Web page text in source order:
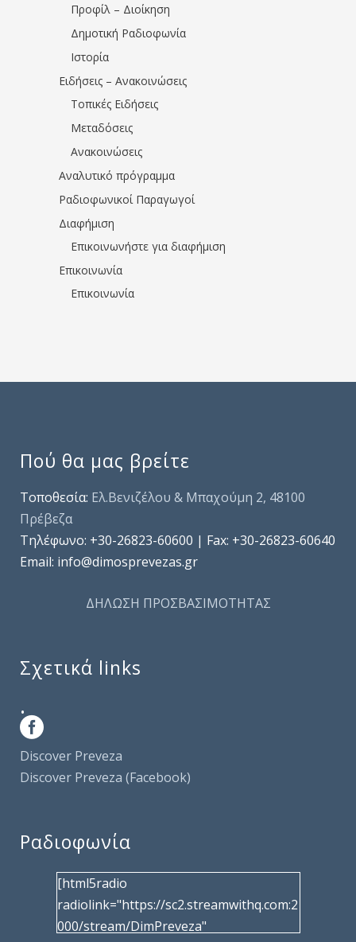
Προφίλ – Διοίκηση
Δημοτική Ραδιοφωνία
Ιστορία
Ειδήσεις – Ανακοινώσεις
Τοπικές Ειδήσεις
Μεταδόσεις
Ανακοινώσεις
Αναλυτικό πρόγραμμα
Ραδιοφωνικοί Παραγωγοί
Διαφήμιση
Επικοινωνήστε για διαφήμιση
Επικοινωνία
Επικοινωνία
Πού θα μας βρείτε
Τοποθεσία: Ελ.Βενιζέλου & Μπαχούμη 2, 48100
Πρέβεζα
Τηλέφωνo: +30-26823-60600 | Fax: +30-26823-60640
Email: info@dimosprevezas.gr
ΔΗΛΩΣΗ ΠΡΟΣΒΑΣΙΜΟΤΗΤΑΣ
Σχετικά links
.
Discover Preveza
Discover Preveza (Facebook)
Ραδιοφωνία
[html5radio
radiolink="https://sc2.streamwithq.com:2
000/stream/DimPreveza"